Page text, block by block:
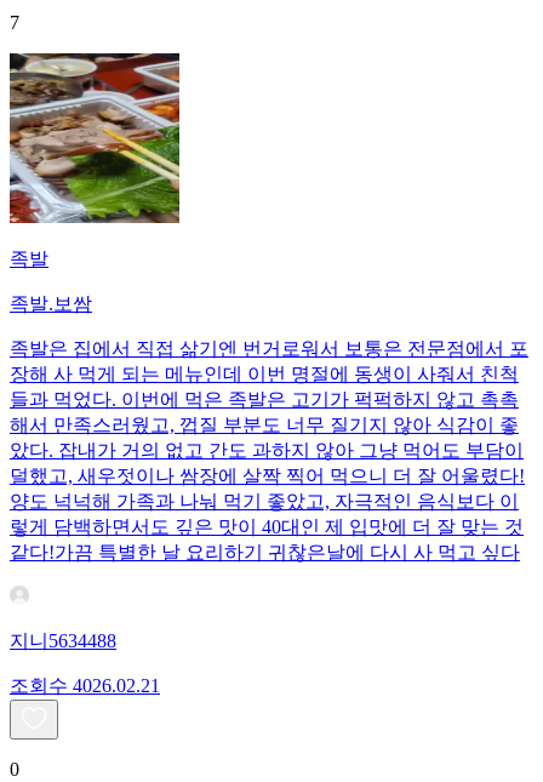
7
족발
족발.보쌈
족발은 집에서 직접 삶기엔 번거로워서 보통은 전문점에서 포
장해 사 먹게 되는 메뉴인데 이번 명절에 동생이 사줘서 친척
들과 먹었다. 이번에 먹은 족발은 고기가 퍽퍽하지 않고 촉촉
해서 만족스러웠고, 껍질 부분도 너무 질기지 않아 식감이 좋
았다. 잡내가 거의 없고 간도 과하지 않아 그냥 먹어도 부담이
덜했고, 새우젓이나 쌈장에 살짝 찍어 먹으니 더 잘 어울렸다!
양도 넉넉해 가족과 나눠 먹기 좋았고, 자극적인 음식보다 이
렇게 담백하면서도 깊은 맛이 40대인 제 입맛에 더 잘 맞는 것
같다!가끔 특별한 날 요리하기 귀찮은날에 다시 사 먹고 싶다
지니5634488
조회수 4026.02.21
0